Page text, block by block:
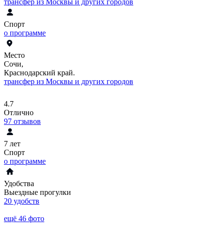
Спорт
о программе
Место
Сочи,
Краснодарский край.
трансфер из Москвы и других городов
4.7
Отлично
97 отзывов
7 лет
Спорт
о программе
Удобства
Выездные прогулки
20 удобств
ещё 46 фото